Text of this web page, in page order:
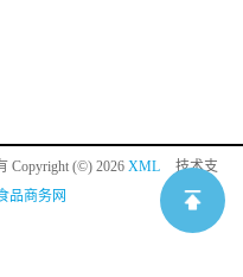
Copyright (©) 2026 XML
技术支
品商务网